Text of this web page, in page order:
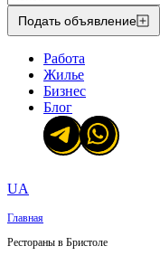
Подать объявление
Работа
Жилье
Бизнес
Блог
UA
Главная
Рестораны в Бристоле